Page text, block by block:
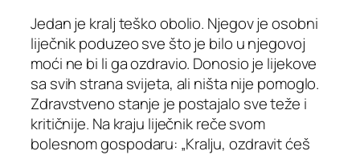
Jedan je kralj teško obolio. Njegov je osobni
liječnik poduzeo sve što je bilo u njegovoj
moći ne bi li ga ozdravio. Donosio je lijekove
sa svih strana svijeta, ali ništa nije pomoglo.
Zdravstveno stanje je postajalo sve teže i
kritičnije. Na kraju liječnik reče svom
bolesnom gospodaru: „Kralju, ozdravit ćeš